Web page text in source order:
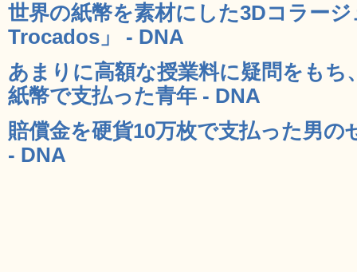
世界の紙幣を素材にした3Dコラー
Trocados」 - DNA
あまりに高額な授業料に疑問をもち
紙幣で支払った青年 - DNA
賠償金を硬貨10万枚で支払った男
- DNA